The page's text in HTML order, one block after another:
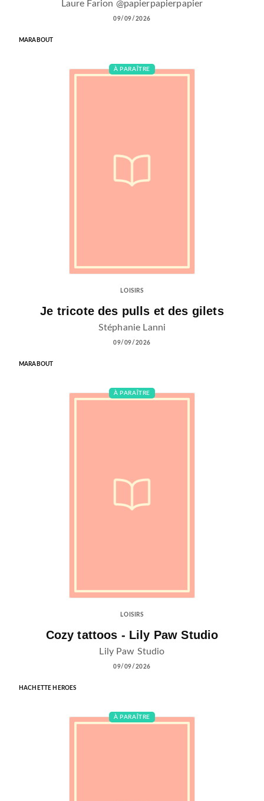
Laure Farion @papierpapierpapier
09/09/2026
MARABOUT
À PARAÎTRE
LOISIRS
Je tricote des pulls et des gilets
Stéphanie Lanni
09/09/2026
MARABOUT
À PARAÎTRE
LOISIRS
Cozy tattoos - Lily Paw Studio
Lily Paw Studio
09/09/2026
HACHETTE HEROES
À PARAÎTRE